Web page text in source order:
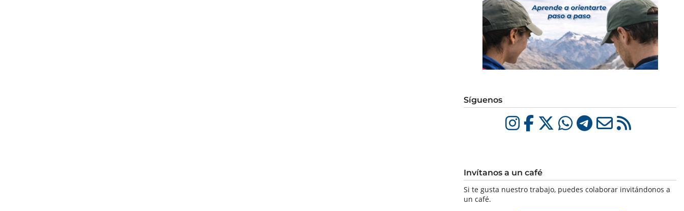
Síguenos
Invítanos a un café
Si te gusta nuestro trabajo, puedes colaborar invitándonos a
un café.